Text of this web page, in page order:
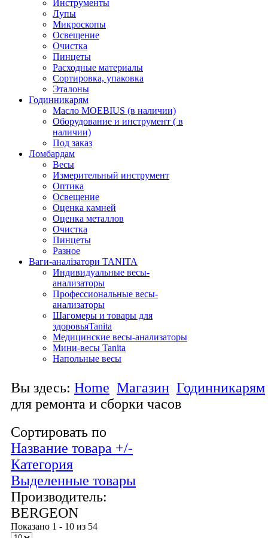
Инструменты
Лупы
Микроскопы
Освещение
Очистка
Пинцеты
Расходные материалы
Сортировка, упаковка
Эталоны
Годинникарям
Масло MOEBIUS (в наличии)
Оборудование и инструмент ( в
наличии)
Под заказ
Ломбардам
Весы
Измерительный инструмент
Оптика
Освещение
Оценка камней
Оценка металлов
Очистка
Пинцеты
Разное
Ваги-аналізатори TANITA
Индивидуальные весы-
анализаторы
Профессиональные весы-
анализаторы
Шагомеры и товары для
здоровьяTanita
Медицинские весы-анализаторы
Мини-весы Tanita
Напольные весы
Вы здесь: Home Магазин Годинникарям
для ремонта и сборки часов
Сортировать по
Название товара +/-
Категория
Выделенные товары
Производитель:
BERGEON
Показано 1 - 10 из 54